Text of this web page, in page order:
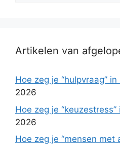
Artikelen van
Hoe zeg je “hulpvraag”
2026
Hoe zeg je “keuzestress”
2026
Hoe zeg je “mensen